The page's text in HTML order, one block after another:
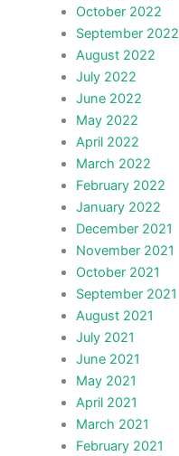
October 2022
September 2022
August 2022
July 2022
June 2022
May 2022
April 2022
March 2022
February 2022
January 2022
December 2021
November 2021
October 2021
September 2021
August 2021
July 2021
June 2021
May 2021
April 2021
March 2021
February 2021